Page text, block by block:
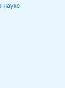
науке